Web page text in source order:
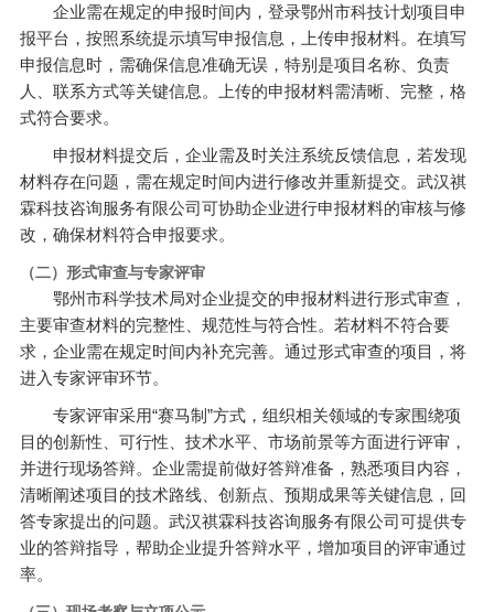
企业需在规定的申报时间内，登录鄂州市科技计划项目申
报平台，按照系统提示填写申报信息，上传申报材料。在填写
申报信息时，需确保信息准确无误，特别是项目名称、负责
人、联系方式等关键信息。上传的申报材料需清晰、完整，格
式符合要求。
申报材料提交后，企业需及时关注系统反馈信息，若发现
材料存在问题，需在规定时间内进行修改并重新提交。武汉祺
霖科技咨询服务有限公司可协助企业进行申报材料的审核与修
改，确保材料符合申报要求。
（二）形式审查与专家评审
鄂州市科学技术局对企业提交的申报材料进行形式审查，
主要审查材料的完整性、规范性与符合性。若材料不符合要
求，企业需在规定时间内补充完善。通过形式审查的项目，将
进入专家评审环节。
专家评审采用“赛马制”方式，组织相关领域的专家围绕项
目的创新性、可行性、技术水平、市场前景等方面进行评审，
并进行现场答辩。企业需提前做好答辩准备，熟悉项目内容，
清晰阐述项目的技术路线、创新点、预期成果等关键信息，回
答专家提出的问题。武汉祺霖科技咨询服务有限公司可提供专
业的答辩指导，帮助企业提升答辩水平，增加项目的评审通过
率。